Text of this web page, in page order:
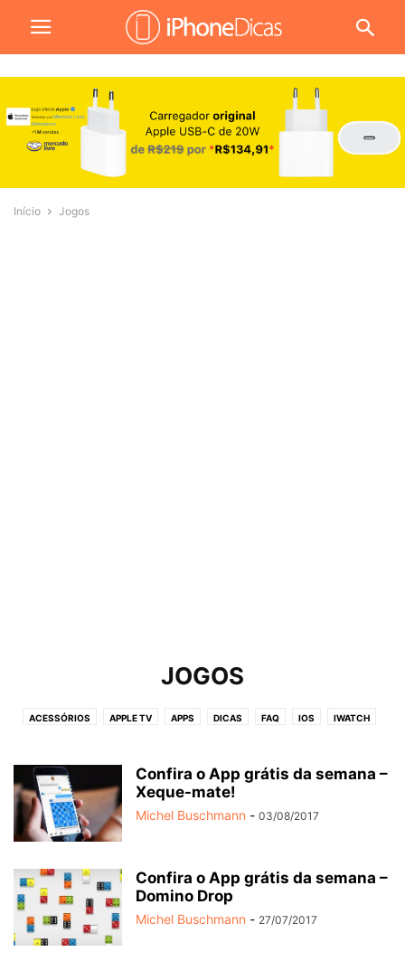
Início Jogos
JOGOS
ACESSÓRIOS APPLE TV APPS DICAS FAQ IOS IWATCH
Confira o App grátis da semana –
Xeque-mate!
Michel Buschmann - 03/08/2017
Confira o App grátis da semana –
Domino Drop
Michel Buschmann - 27/07/2017